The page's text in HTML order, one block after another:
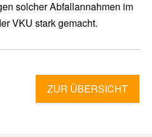
solcher Abfallannahmen im
VKU stark gemacht.
ZUR ÜBERSICHT